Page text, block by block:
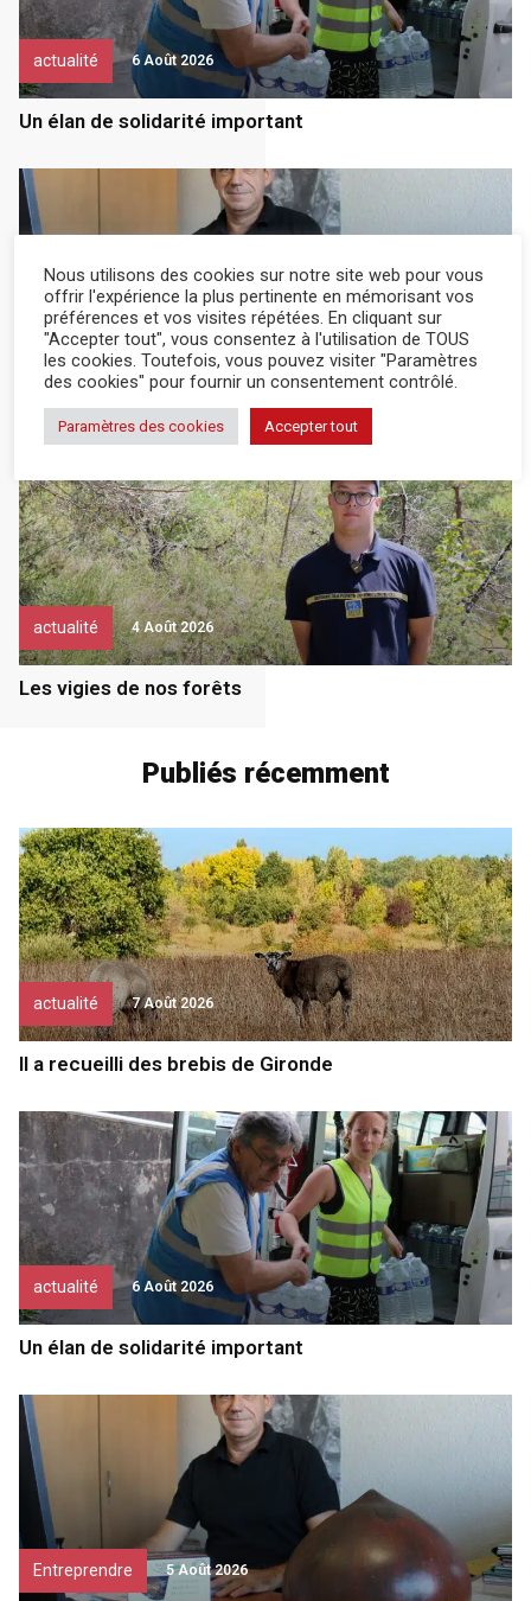
actualité 6 Août 2026
Un élan de solidarité important
Entreprendre 5 Août 2026
Un repreneur pour Inovchâtaigne
actualité 4 Août 2026
Les vigies de nos forêts
Publiés récemment
actualité 7 Août 2026
Il a recueilli des brebis de Gironde
actualité 6 Août 2026
Un élan de solidarité important
Entreprendre 5 Août 2026
Nous utilisons des cookies sur notre site web pour vous
offrir l'expérience la plus pertinente en mémorisant vos
préférences et vos visites répétées. En cliquant sur
"Accepter tout", vous consentez à l'utilisation de TOUS
les cookies. Toutefois, vous pouvez visiter "Paramètres
des cookies" pour fournir un consentement contrôlé.
Paramètres des cookies Accepter tout